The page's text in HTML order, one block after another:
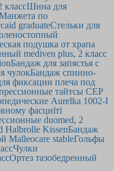
классШина для
по
graduateСтельки для
подушка от храпа
mediven plus, 2 класс
Бандаж для запястья с
чулокБандаж спинно-
фиксации плеча под
тайтсы CEP
Aurelka 1002-I
фасциїті
duomed, 2
Halbrolle KissenБандаж
Malleocare stableГольфы
Чулки
Ортез тазобедренный